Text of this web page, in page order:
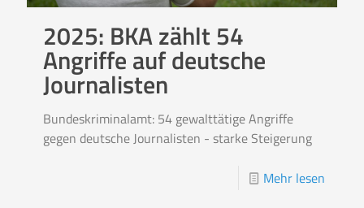
2025: BKA zählt 54
Angriffe auf deutsche
Journalisten
Bundeskriminalamt: 54 gewalttätige Angriffe
gegen deutsche Journalisten - starke Steigerung
Mehr lesen